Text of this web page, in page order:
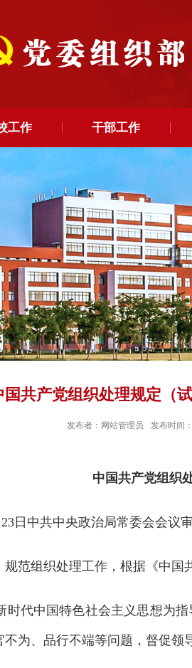
工作 干部工作
国共产党组织处理规定（
发布者：网站管理员 发布时间
中国共产党组织
23日中共中央政治局常委会会议
组织处理工作，根据《中国共
中国特色社会主义思想为指
为、品行不端等问题，督促领